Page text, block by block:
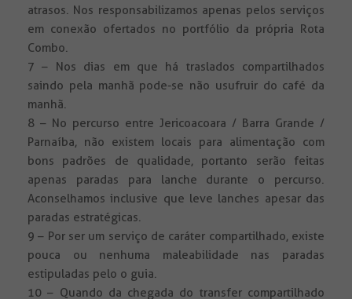
atrasos. Nos responsabilizamos apenas pelos serviços
em conexão ofertados no portfólio da própria Rota
Combo.
7 – Nos dias em que há traslados compartilhados
saindo pela manhã pode-se não usufruir do café da
manhã.
8 – No percurso entre Jericoacoara / Barra Grande /
Parnaíba, não existem locais para alimentação com
bons padrões de qualidade, portanto serão feitas
apenas paradas para lanche durante o percurso.
Aconselhamos inclusive que leve lanches apesar das
paradas estratégicas.
9 – Por ser um serviço de caráter compartilhado, existe
pouca ou nenhuma maleabilidade nas paradas
estipuladas pelo o guia.
10 – Quando da chegada do transfer compartilhado